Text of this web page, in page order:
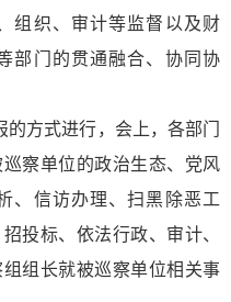
组织、审计等监督以及财
部门的贯通融合、协同协
的方式进行，会上，各部门
察单位的政治生态、党风
、信访办理、扫黑除恶工
投标、依法行政、审计、
组长就被巡察单位相关事